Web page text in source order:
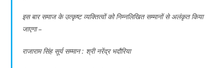
इस बार समाज के उत्कृष्ट व्यक्तित्वों को निम्नलिखित सम्मानों से अलंकृत किया
जाएगा –
राजाराम सिंह सूर्य सम्मान : श्री नरेंद्र भदौरिया